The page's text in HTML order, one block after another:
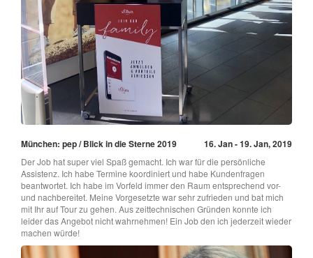
München: pep / Blick in die Sterne 2019 16. Jan - 19. Jan, 2019
Der Job hat super viel Spaß gemacht. Ich war für die persönliche
Assistenz. Ich habe Termine koordiniert und habe Kundenfragen
beantwortet. Ich habe im Vorfeld immer den Raum entsprechend vor-
und nachbereitet. Meine Vorgesetzte war sehr zufrieden und bat mich
mit Ihr auf Tour zu gehen. Aus zeittechnischen Gründen konnte ich
leider das Angebot nicht wahrnehmen! Ein Job den ich jederzeit wieder
machen würde!